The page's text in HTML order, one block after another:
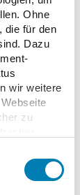
Ohne
die für den
Dazu
wir weitere
zu
einem